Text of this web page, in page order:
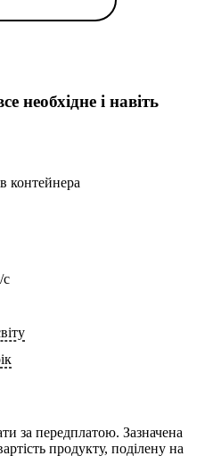
необхідне і навіть
контейнера
с
за передплатою. Зазначена
продукту, поділену на